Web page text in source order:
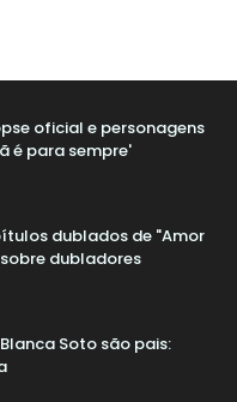
oficial e personagens
é para sempre'
dublados de "Amor
dubladores
Soto são pais: